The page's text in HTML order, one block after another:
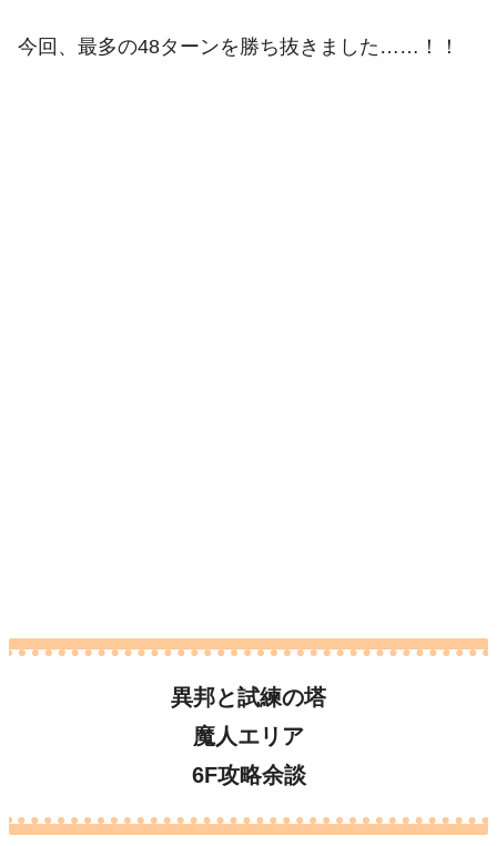
今回、最多の48ターンを勝ち抜きました……！！
異邦と試練の塔
魔人エリア
6F攻略余談